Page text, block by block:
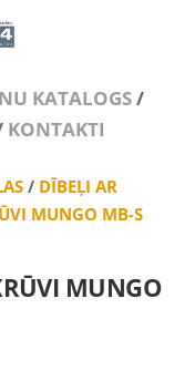
KATALOGS/
KONTAKTI
/ DĪBEĻI AR
MUNGO MB-S
MUNGO